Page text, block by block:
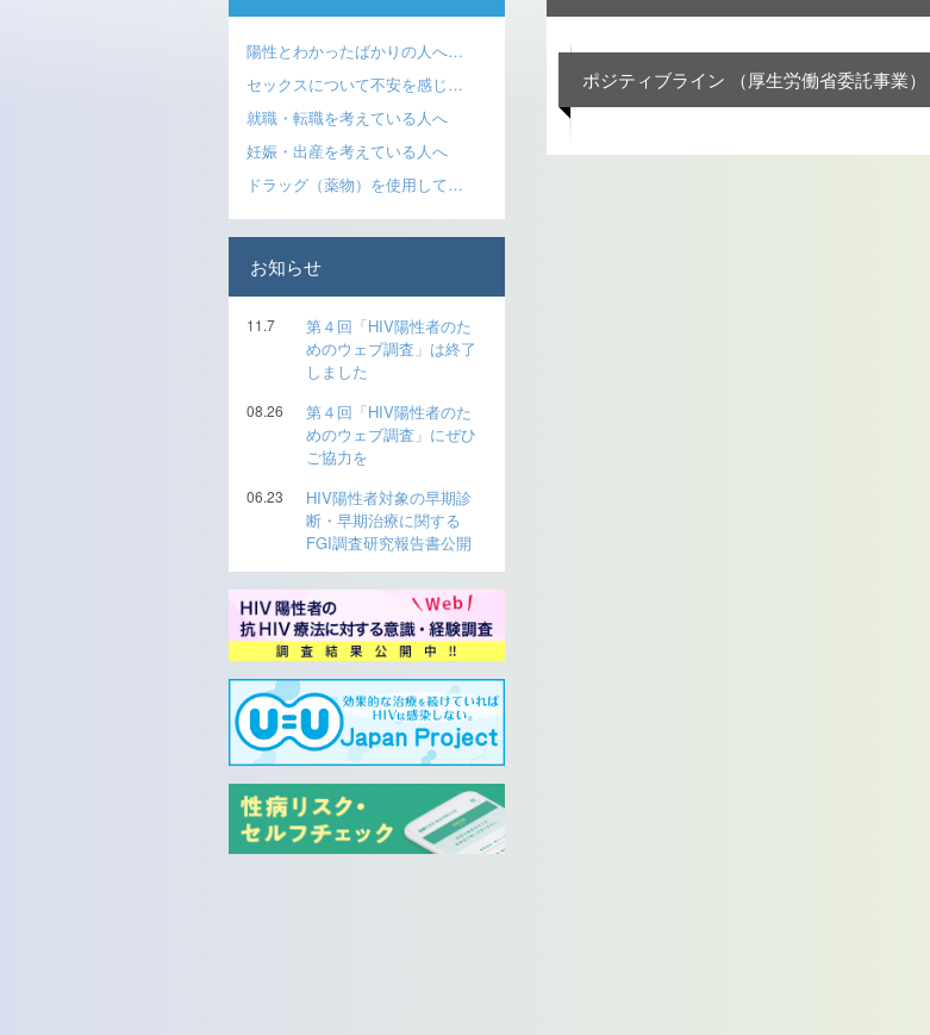
ポジティブライン （厚生労働省委託事業）
陽性とわかったばかりの人へ…
セックスについて不安を感じ…
就職・転職を考えている人へ
妊娠・出産を考えている人へ
ドラッグ（薬物）を使用して…
お知らせ
11.7
第４回「HIV陽性者のた
めのウェブ調査」は終了
しました
08.26
第４回「HIV陽性者のた
めのウェブ調査」にぜひ
ご協力を
06.23
HIV陽性者対象の早期診
断・早期治療に関する
FGI調査研究報告書公開